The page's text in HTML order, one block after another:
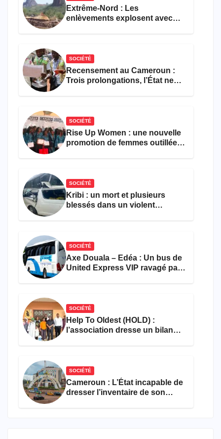
Extrême-Nord : Les
enlèvements explosent avec
SOCIÉTÉ
Recensement au Cameroun :
Trois prolongations, l’État ne
SOCIÉTÉ
Rise Up Women : une nouvelle
promotion de femmes outillées
SOCIÉTÉ
Kribi : un mort et plusieurs
blessés dans un violent
SOCIÉTÉ
Axe Douala – Edéa : Un bus de
United Express VIP ravagé par
SOCIÉTÉ
Help To Oldest (HOLD) :
l’association dresse un bilan
SOCIÉTÉ
Cameroun : L’État incapable de
dresser l’inventaire de son